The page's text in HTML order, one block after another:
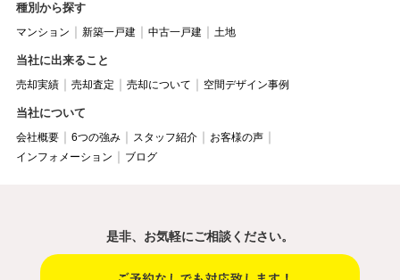
種別から探す
マンション 新築一戸建 中古一戸建 土地
当社に出来ること
売却実績 売却査定 売却について 空間デザイン事例
当社について
会社概要 6つの強み スタッフ紹介
お客様の声
インフォメーション
ブログ
是非、お気軽にご相談ください。